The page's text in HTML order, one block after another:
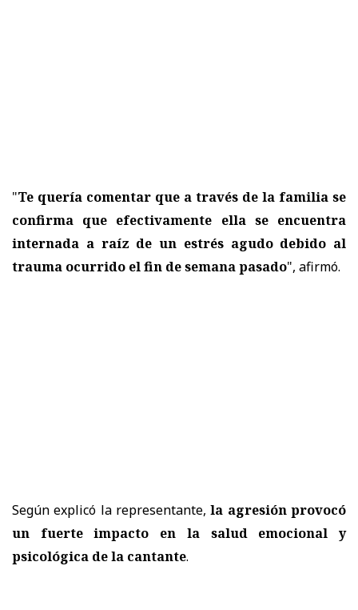
"Te quería comentar que a través de la familia se
confirma que efectivamente ella se encuentra
internada a raíz de un estrés agudo debido al
trauma ocurrido el fin de semana pasado", afirmó.
Según explicó la representante,la agresión provocó
un fuerte impacto en la salud emocional y
psicológica de la cantante.